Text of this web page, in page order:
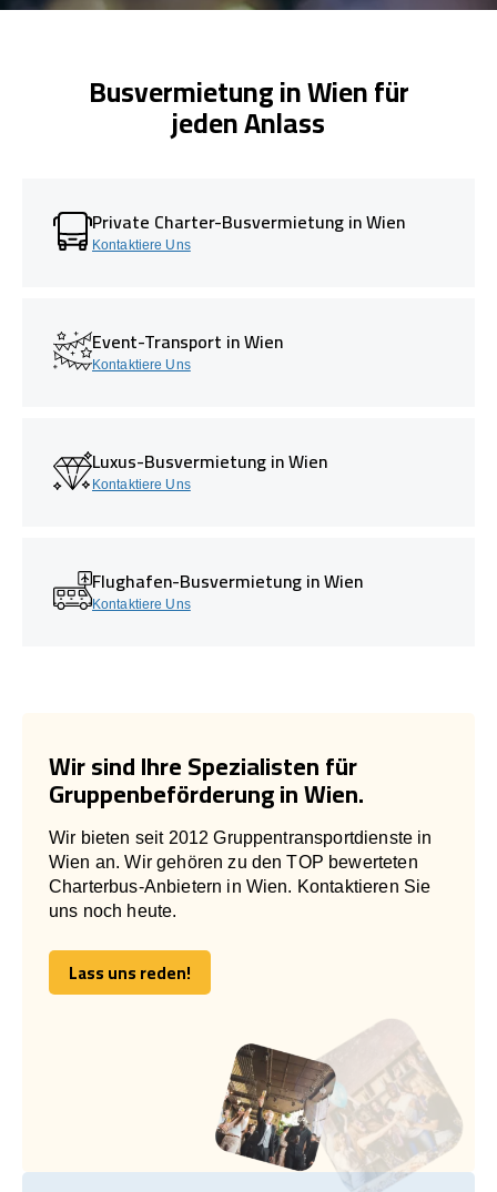
Busvermietung in Wien für
jeden Anlass
Private Charter-Busvermietung in Wien
Kontaktiere Uns
Event-Transport in Wien
Kontaktiere Uns
Luxus-Busvermietung in Wien
Kontaktiere Uns
Flughafen-Busvermietung in Wien
Kontaktiere Uns
Wir sind Ihre Spezialisten für
Gruppenbeförderung in Wien.
Wir bieten seit 2012 Gruppentransportdienste in
Wien an. Wir gehören zu den TOP bewerteten
Charterbus-Anbietern in Wien. Kontaktieren Sie
uns noch heute.
Lass uns reden!
Lass uns reden!